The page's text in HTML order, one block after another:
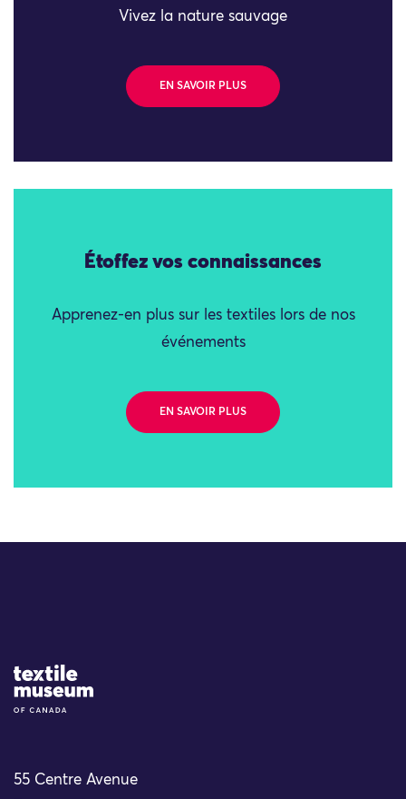
Vivez la nature sauvage
EN SAVOIR PLUS
Étoffez vos connaissances
Apprenez-en plus sur les textiles lors de nos
événements
EN SAVOIR PLUS
Site Logo
55 Centre Avenue